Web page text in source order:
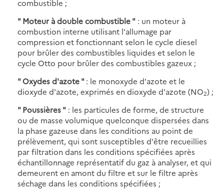
combustible ;
" Moteur à double combustible " : un moteur à
combustion interne utilisant l'allumage par
compression et fonctionnant selon le cycle diesel
pour brûler des combustibles liquides et selon le
cycle Otto pour brûler des combustibles gazeux ;
" Oxydes d'azote ": le monoxyde d'azote et le
dioxyde d'azote, exprimés en dioxyde d'azote (NO2) ;
" Poussières " : les particules de forme, de structure
ou de masse volumique quelconque dispersées dans
la phase gazeuse dans les conditions au point de
prélèvement, qui sont susceptibles d'être recueillies
par filtration dans les conditions spécifiées après
échantillonnage représentatif du gaz à analyser, et qui
demeurent en amont du filtre et sur le filtre après
séchage dans les conditions spécifiées ;